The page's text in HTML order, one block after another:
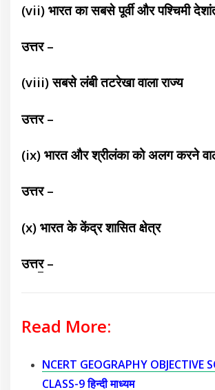
(vii) भारत का सबसे पूर्वी और पश्चिमी देशां
उत्तर –
(viii) सबसे लंबी तटरेखा वाला राज्य
उत्तर –
(ix) भारत और श्रीलंका को अलग करने
उत्तर –
(x) भारत के केंद्र शासित क्षेत्र
उत्तर–
Read More:
NCERT GEOGRAPHY OBJECTIVE
CLASS-9 हिन्दी माध्यम